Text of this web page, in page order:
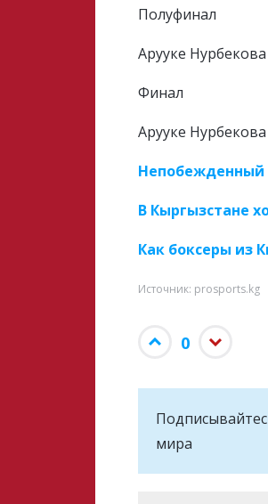
Полуфинал
Арууке
Финал
Арууке
Непобежденный
В Кыргызстане
Как боксеры из
Источник: prosports.kg
0
мира